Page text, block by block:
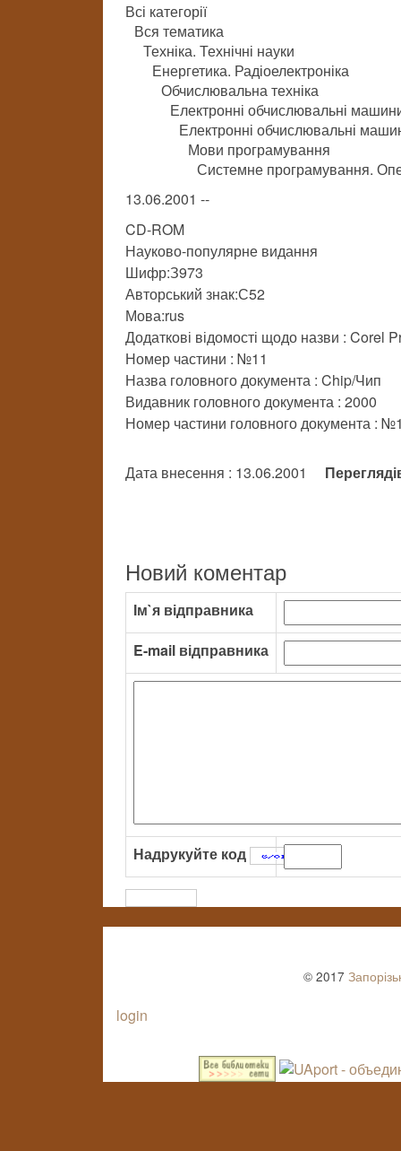
Всі категорії
Вся тематика
Техніка. Технічні науки
Енергетика. Радіоелектроніка
Обчислювальна техніка
Електронні обчислювальні
Електронні обчислювальні
Мови програмування
Системне програмування.
13.06.2001 --
CD-ROM
Науково-популярне видання
Шифр:З973
Авторський знак:С52
Мова:rus
Додаткові відомості щодо назви : Corel
Номер частини : №11
Назва головного документа : Chip/Чип
Видавник головного документа : 2000
Номер частини головного документа :
Дата внесення : 13.06.2001
Новий коментар
Ім`я відправника
E-mail відправника
Надрукуйте код
© 2017
login